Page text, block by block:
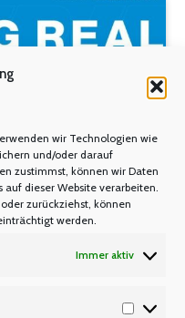
wir Technologien wie
und/oder darauf
zustimmst, können wir Daten
dieser Website verarbeiten.
zurückziehst, können
werden.
Immer aktiv